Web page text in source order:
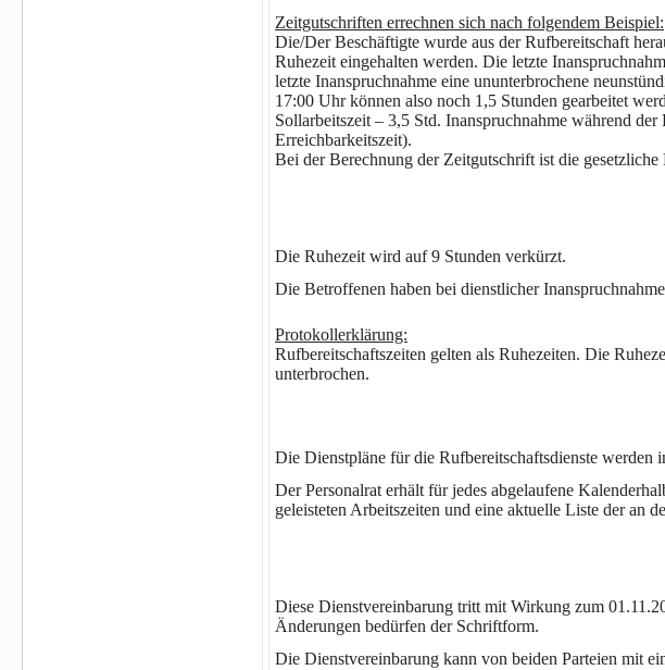
Zeitgutschriften errechnen sich nach folgendem Beispiel:
Die/Der Beschäftigte wurde aus der Rufbereitschaft
Ruhezeit eingehalten werden. Die letzte
letzte Inanspruchnahme eine ununterbrochene
17:00 Uhr können also noch 1,5 Stunden gearbeitet
Sollarbeitszeit – 3,5 Std. Inanspruchnahme während
Erreichbarkeitszeit).
Bei der Berechnung der Zeitgutschrift ist die
Die Ruhezeit wird auf 9 Stunden verkürzt.
Die Betroffenen haben bei dienstlicher
Protokollerklärung:
Rufbereitschaftszeiten gelten als Ruhezeiten. Die
unterbrochen.
Die Dienstpläne für die Rufbereitschaftsdienste werden
Der Personalrat erhält für jedes abgelaufene
geleisteten Arbeitszeiten und eine aktuelle Liste der an
Diese Dienstvereinbarung tritt mit Wirkung zum
Änderungen bedürfen der Schriftform.
Die Dienstvereinbarung kann von beiden Parteien mit